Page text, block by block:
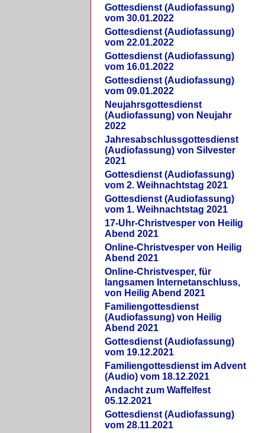
Gottesdienst (Audiofassung)
vom 30.01.2022
Gottesdienst (Audiofassung)
vom 22.01.2022
Gottesdienst (Audiofassung)
vom 16.01.2022
Gottesdienst (Audiofassung)
vom 09.01.2022
Neujahrsgottesdienst
(Audiofassung) von Neujahr
2022
Jahresabschlussgottesdienst
(Audiofassung) von Silvester
2021
Gottesdienst (Audiofassung)
vom 2. Weihnachtstag 2021
Gottesdienst (Audiofassung)
vom 1. Weihnachtstag 2021
17-Uhr-Christvesper von Heilig
Abend 2021
Online-Christvesper von Heilig
Abend 2021
Online-Christvesper, für
langsamen Internetanschluss,
von Heilig Abend 2021
Familiengottesdienst
(Audiofassung) von Heilig
Abend 2021
Gottesdienst (Audiofassung)
vom 19.12.2021
Familiengottesdienst im Advent
(Audio) vom 18.12.2021
Andacht zum Waffelfest
05.12.2021
Gottesdienst (Audiofassung)
vom 28.11.2021